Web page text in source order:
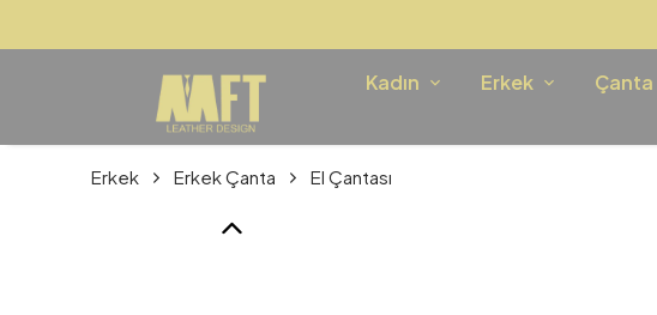
Kadın Erkek Çanta
Erkek Erkek Çanta El Çantası